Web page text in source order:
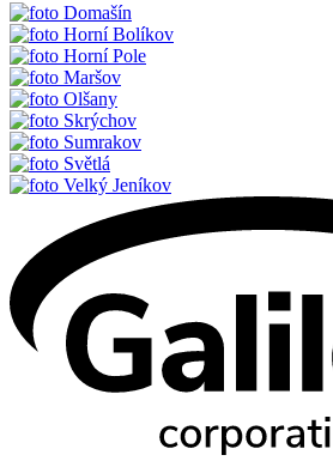
Domašín
Horní Bolíkov
Horní Pole
Maršov
Olšany
Skrýchov
Sumrakov
Světlá
Velký Jeníkov